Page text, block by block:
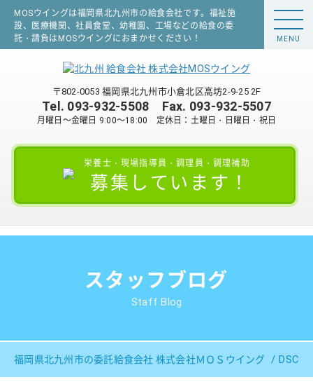
MOSウイングは福岡県北九州市の給食会社です。福祉施
設、医療機関、社員食堂、幼稚園、工場などの給食の委
託・請負はMOSウイングにおまかせください！
〒802-0053 福岡県北九州市小倉北区高坊2-9-25 2F
Tel. 093-932-5508 Fax. 093-932-5507
月曜日～金曜日 9:00～18:00 定休日：土曜日・日曜日・祝日
栄養士・現場指導員・調理員・調理補助
募集しています！
MENU
スタッフブログ
Staff Blog
福岡県北九州市の委託給食会社 株式会社ＭＯＳウイング